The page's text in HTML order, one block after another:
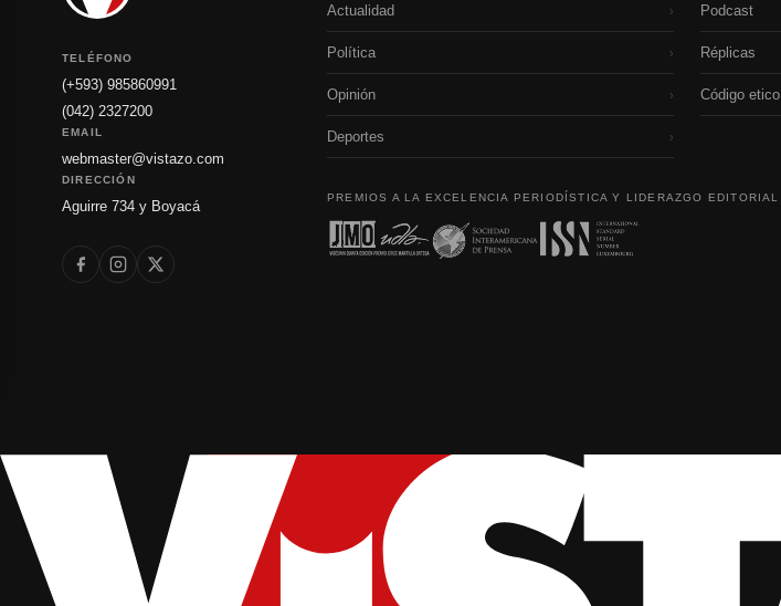
TELÉFONO
(+593) 985860991
(042) 2327200
EMAIL
webmaster@vistazo.com
DIRECCIÓN
Aguirre 734 y Boyacá
Actualidad ›
Política ›
Opinión ›
Deportes ›
Podcast
Réplicas
Código etico
PREMIOS A LA EXCELENCIA PERIODÍSTICA Y LIDERAZGO EDITORIAL